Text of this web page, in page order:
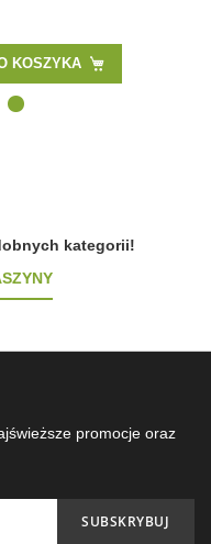
KOSZYKA
kategorii!
promocje oraz
SUBSKRYBUJ